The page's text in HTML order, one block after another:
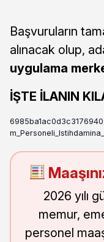
Başvuruların
alınacak olup,
uygulama
İŞTE İLANIN
2026 yılı
memur,
personel